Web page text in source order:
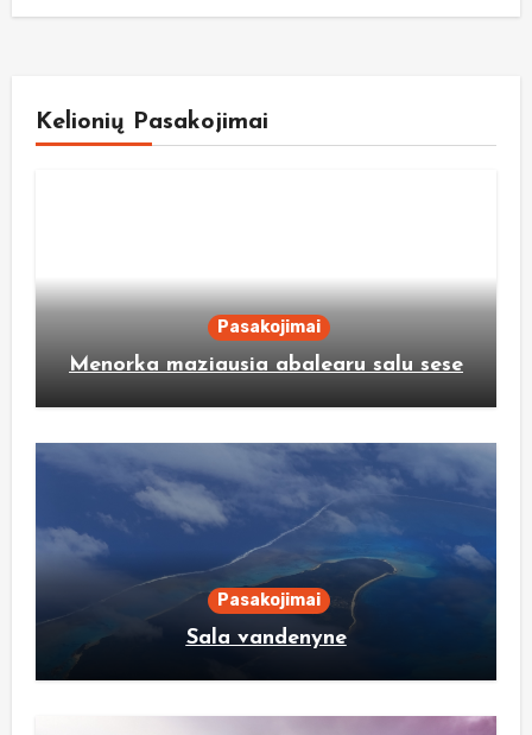
Kelionių Pasakojimai
Pasakojimai
Menorka maziausia abalearu salu sese
Pasakojimai
Sala vandenyne